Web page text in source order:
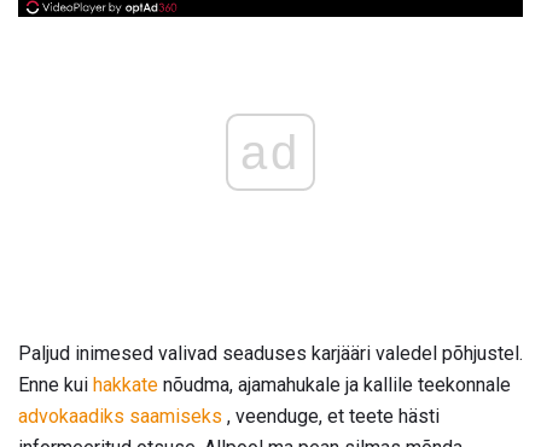
ad
Paljud inimesed valivad seaduses karjääri valedel põhjustel.
Enne kui hakkate nõudma, ajamahukale ja kallile teekonnale
advokaadiks saamiseks , veenduge, et teete hästi